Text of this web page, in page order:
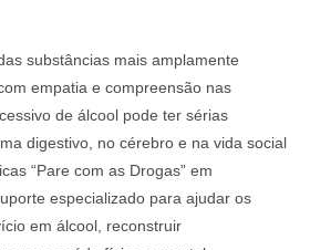
substâncias mais amplamente
empatia e compreensão nas
de álcool pode ter sérias
digestivo, no cérebro e na vida social
“Pare com as Drogas” em
especializado para ajudar os
em álcool, reconstruir